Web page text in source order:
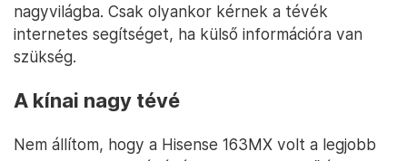
nagyvilágba. Csak olyankor kérnek a tévék
internetes segítséget, ha külső információra van
szükség.
A kínai nagy tévé
Nem állítom, hogy a Hisense 163MX volt a legjobb